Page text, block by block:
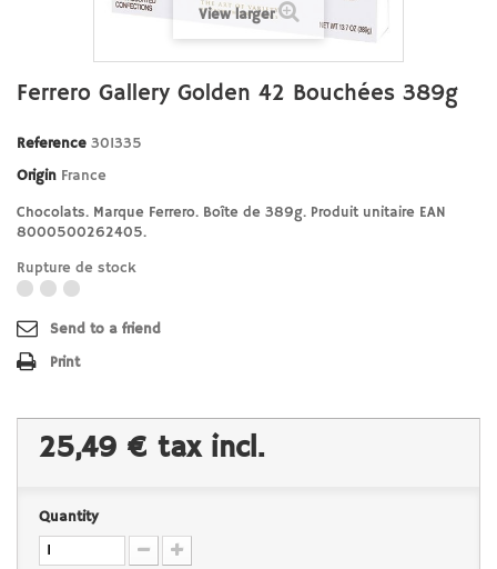
View larger
Ferrero Gallery Golden 42 Bouchées 389g
Reference 301335
Origin France
Chocolats. Marque Ferrero. Boîte de 389g. Produit unitaire EAN
8000500262405.
Rupture de stock
Send to a friend
Print
25,49 € tax incl.
Quantity